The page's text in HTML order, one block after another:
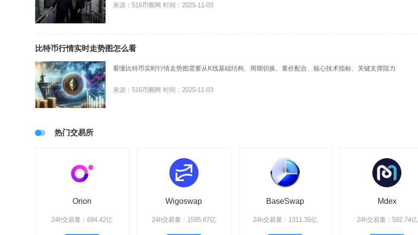
来源：516币圈网 时间：2025-11-03
比特币行情实时走势图怎么看
看懂比特币实时行情走势图需要从K线基础结构、周期切换、量价配合、核心技术指标、关键支撑阻力
来源：516币圈网 时间：2025-11-03
热门交易所
Orion
24h交易量：694.42亿
Wigoswap
24h交易量：1595.87亿
BaseSwap
24h交易量：1311.35亿
Mdex
24h交易量：592.74亿